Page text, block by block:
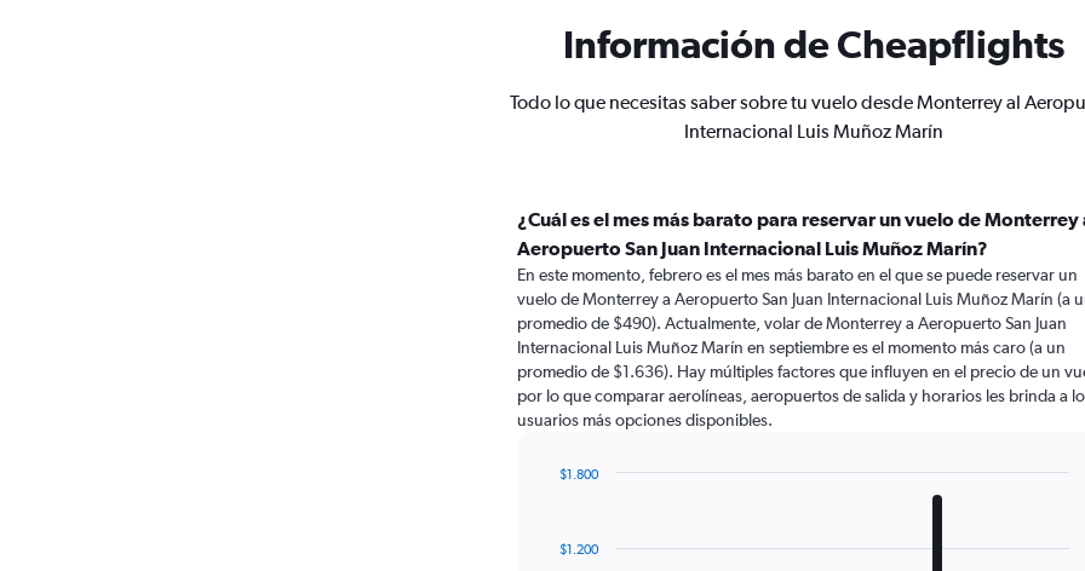
Información de Cheapflights
Todo lo que necesitas saber sobre tu vuelo desde Monterrey al
Internacional Luis Muñoz Marín
¿Cuál es el mes más barato para reservar un vuelo de Monterrey
Aeropuerto San Juan Internacional Luis Muñoz Marín?
En este momento, febrero es el mes más barato en el que se puede reservar un
vuelo de Monterrey a Aeropuerto San Juan Internacional Luis Muñoz Marín (a
promedio de $490). Actualmente, volar de Monterrey a Aeropuerto San Juan
Internacional Luis Muñoz Marín en septiembre es el momento más caro (a un
promedio de $1.636). Hay múltiples factores que influyen en el precio de un
por lo que comparar aerolíneas, aeropuertos de salida y horarios les brinda a
usuarios más opciones disponibles.
12$1.200
$1.800